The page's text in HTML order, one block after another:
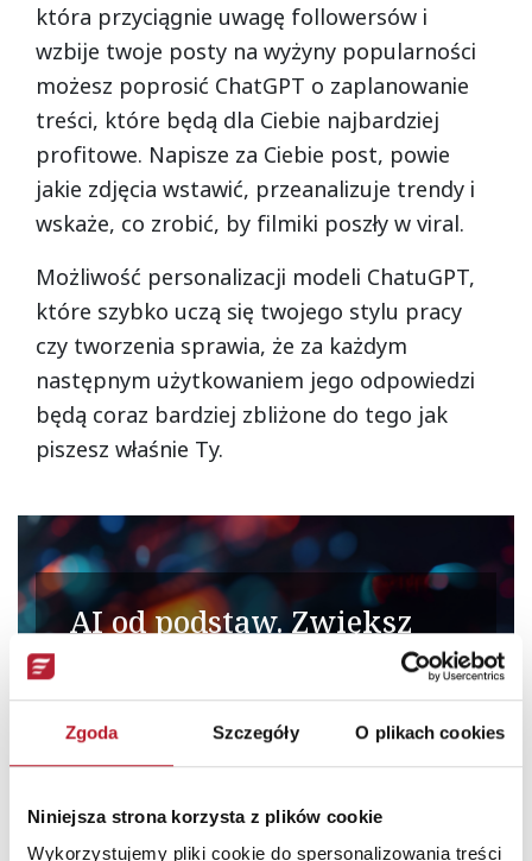
Zgoda Szczegóły O plikach cookies
Niniejsza strona korzysta z plików cookie
Wykorzystujemy pliki cookie do spersonalizowania treści
która przyciągnie uwagę followersów i
wzbije twoje posty na wyżyny popularności
możesz poprosić ChatGPT o zaplanowanie
treści, które będą dla Ciebie najbardziej
profitowe. Napisze za Ciebie post, powie
jakie zdjęcia wstawić, przeanalizuje trendy i
wskaże, co zrobić, by filmiki poszły w viral.
Możliwość personalizacji modeli ChatuGPT,
które szybko uczą się twojego stylu pracy
czy tworzenia sprawia, że za każdym
następnym użytkowaniem jego odpowiedzi
będą coraz bardziej zbliżone do tego jak
piszesz właśnie Ty.
AI od podstaw. Zwiększ
Wykorzystaj potencjał sztucznej inteligencji.
Działaj szybciej i efektywniej ze wsparciem
generatywnych narzędzi AI.